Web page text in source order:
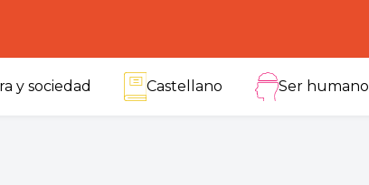
y sociedad Castellano Ser humano